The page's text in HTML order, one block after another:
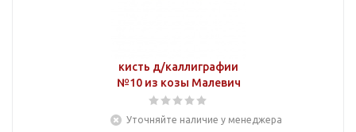
кисть д/каллиграфии
№10 из козы Малевич
Уточняйте наличие у менеджера